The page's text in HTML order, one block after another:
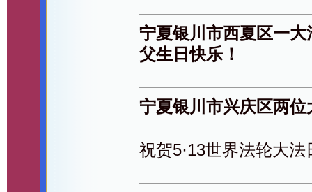
宁夏银川市西夏区一
父生日快乐！
宁夏银川市兴庆区两
祝贺5·13世界法轮大法